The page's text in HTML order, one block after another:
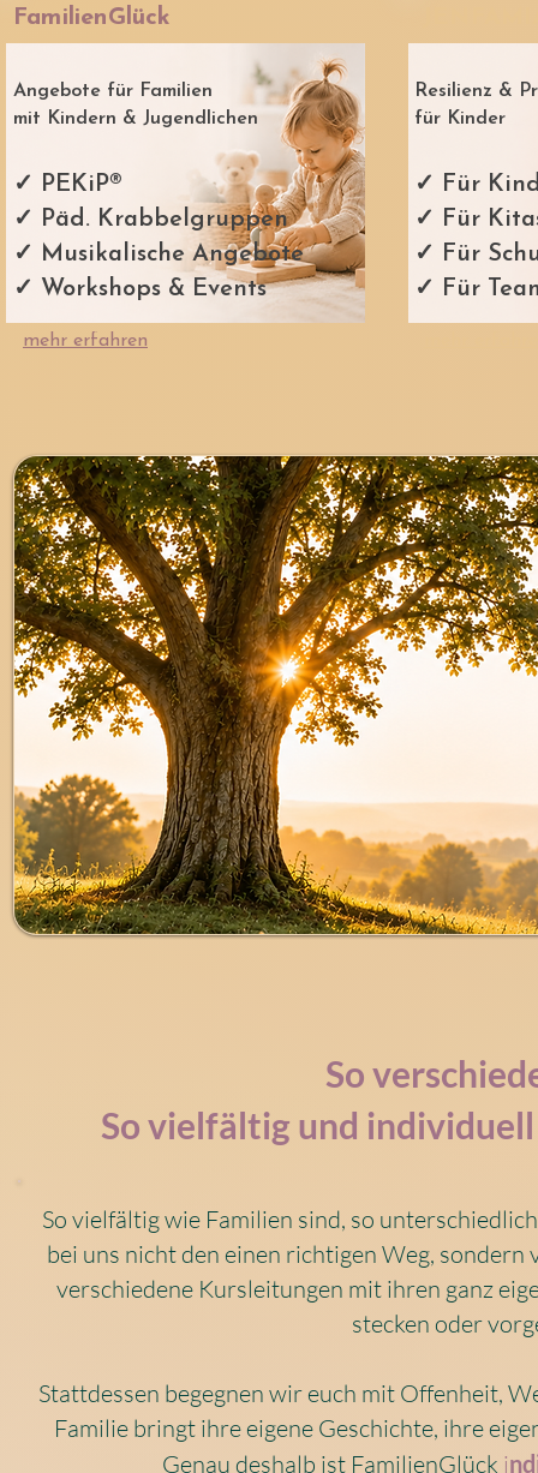
FamilienGlück
Angebote für Familien
mit Kindern & Jugendlichen
✓ PEKiP®
✓ Päd. Krabbelgruppen
✓ Musikalische Angebote
✓ Workshops & Events
mehr erfahren
Resilienz &
für Kinder
✓ Für
✓ Für
✓ Für
✓ Für
So
So vielfältig und
So vielfältig wie Familien sind, so
bei uns nicht den einen richtigen Weg,
verschiedene Kursleitungen mit ihren ganz
stecken oder
Stattdessen begegnen wir euch mit Offenheit,
Familie bringt ihre eigene Geschichte, ihre
Genau deshalb ist FamilienGlück i